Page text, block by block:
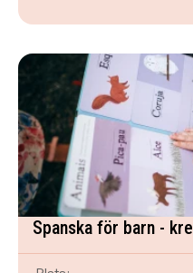
Spanska för barn -